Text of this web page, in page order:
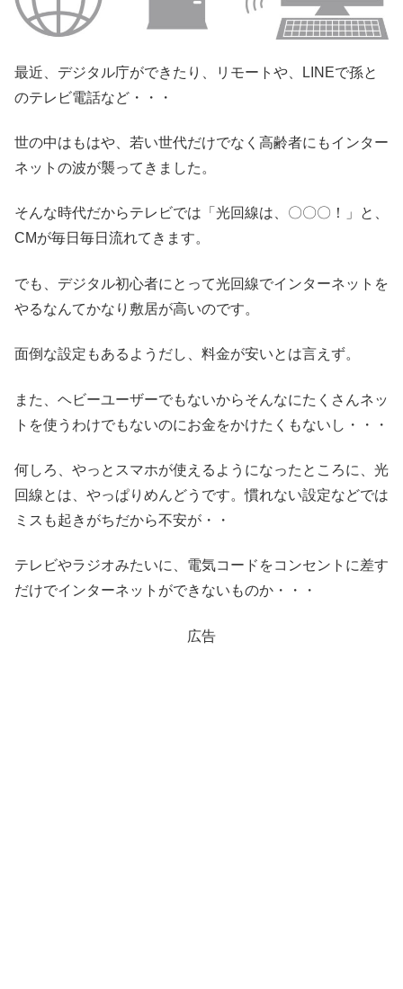
最近、デジタル庁ができたり、リモートや、LINEで孫と
のテレビ電話など・・・
世の中はもはや、若い世代だけでなく高齢者にもインター
ネットの波が襲ってきました。
そんな時代だからテレビでは「光回線は、〇〇〇！」と、
CMが毎日毎日流れてきます。
でも、デジタル初心者にとって光回線でインターネットを
やるなんてかなり敷居が高いのです。
面倒な設定もあるようだし、料金が安いとは言えず。
また、ヘビーユーザーでもないからそんなにたくさんネッ
トを使うわけでもないのにお金をかけたくもないし・・・
何しろ、やっとスマホが使えるようになったところに、光
回線とは、やっぱりめんどうです。慣れない設定などでは
ミスも起きがちだから不安が・・
テレビやラジオみたいに、電気コードをコンセントに差す
だけでインターネットができないものか・・・
広告